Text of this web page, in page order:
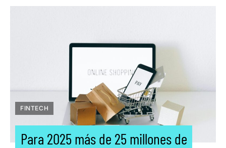
FINTECH
Para 2025 más de 25 millones de